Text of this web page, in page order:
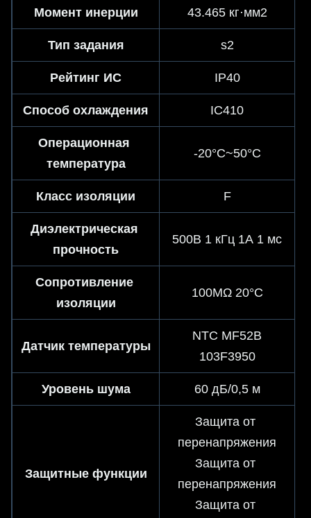
Момент инерции 43.465 кг·мм2
Тип задания s2
Рейтинг ИС IP40
Способ охлаждения IC410
Операционная
температура
-20°C~50°C
Класс изоляции F
Диэлектрическая
прочность
500В 1 кГц 1А 1 мс
Сопротивление
изоляции
100MΩ 20°C
Датчик температуры
NTC MF52B
103F3950
Уровень шума 60 дБ/0,5 м
Защитные функции
Защита от
перенапряжения
Защита от
перенапряжения
Защита от